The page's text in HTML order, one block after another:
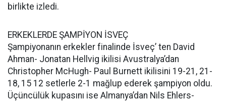
birlikte izledi.
ERKEKLERDE ŞAMPİYON İSVEÇ
Şampiyonanın erkekler finalinde İsveç’ ten David
Ahman- Jonatan Hellvig ikilisi Avustralya’dan
Christopher McHugh- Paul Burnett ikilisini 19-21, 21-
18, 15 12 setlerle 2-1 mağlup ederek şampiyon oldu.
Üçüncülük kupasını ise Almanya’dan Nils Ehlers-